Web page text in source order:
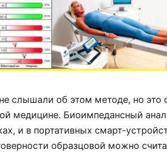
слышали об этом методе, но это
медицине. Биоимпедансный
и в портативных смарт-
образцовой можно